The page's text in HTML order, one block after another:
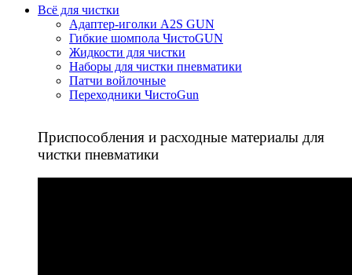
Всё для чистки
Адаптер-иголки A2S GUN
Гибкие шомпола ЧистоGUN
Жидкости для чистки
Наборы для чистки пневматики
Патчи войлочные
Переходники ЧистоGun
Приспособления и расходные материалы для
чистки пневматики